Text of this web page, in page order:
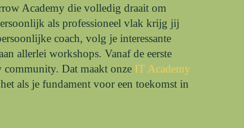
Academy die volledig draait om
als professioneel vlak krijg jij
coach, volg je interessante
allerlei workshops. Vanaf de eerste
Dat maakt onze IT Academy
als je fundament voor een toekomst in